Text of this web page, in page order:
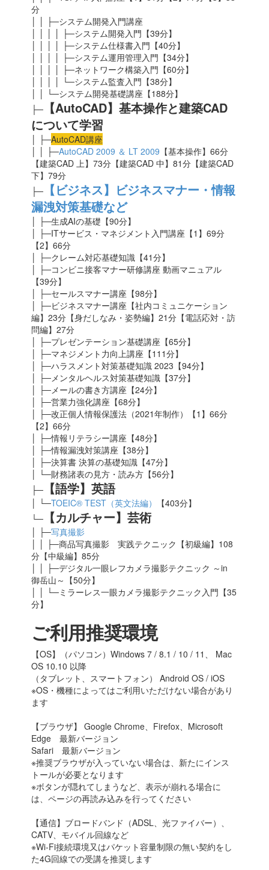
分
│ │ ├─システム開発入門講座
│ │ │ │ ├─システム開発入門【39分】
│ │ │ │ ├─システム仕様書入門【40分】
│ │ │ │ ├─システム運用管理入門【34分】
│ │ │ │ ├─ネットワーク構築入門【60分】
│ │ │ │ └─システム監査入門【38分】
│ │ └─システム開発基礎講座【188分】
├─ 【AutoCAD】基本操作と建築CAD
について学習
│ ├─AutoCAD講座
│ │ ├─AutoCAD 2009 ＆ LT 2009 【基本操作】66分
【建築CAD 上】73分【建築CAD 中】81分【建築CAD
下】79分
├─ 【ビジネス】ビジネスマナー・情報
漏洩対策基礎など
│ ├─生成AIの基礎 【90分】
│ ├─ITサービス・マネジメント入門講座【1】69分
【2】66分
│ ├─クレーム対応基礎知識【41分】
│ ├─コンビニ接客マナー研修講座 動画マニュアル
【39分】
│ ├─セールスマナー講座【98分】
│ ├─ビジネスマナー講座【社内コミュニケーション
編】23分【身だしなみ・姿勢編】21分【電話応対・訪
問編】27分
│ ├─プレゼンテーション基礎講座【65分】
│ ├─マネジメント力向上講座【111分】
│ ├─ハラスメント対策基礎知識 2023 【94分】
│ ├─メンタルヘルス対策基礎知識【37分】
│ ├─メールの書き方講座【24分】
│ ├─営業力強化講座【68分】
│ ├─改正個人情報保護法（2021年制作）【1】66分
【2】66分
│ ├─情報リテラシー講座【48分】
│ ├─情報漏洩対策講座【38分】
│ ├─決算書 決算の基礎知識【47分】
│ └─財務諸表の見方・読み方【56分】
├─ 【語学】英語
│ └─TOEIC® TEST（英文法編）
【403分】
└─ 【カルチャー】芸術
│ ├─写真撮影
│ │ ├─商品写真撮影 実践テクニック【初級編】108
分【中級編】85分
│ │ ├─デジタル一眼レフカメラ撮影テクニック ～in
御岳山～【50分】
│ │ └─ミラーレス一眼カメラ撮影テクニック入門【35
分】
ご利用推奨環境
【OS】（パソコン）Windows 7 / 8.1 / 10 / 11、 Mac
OS 10.10 以降
（タブレット、スマートフォン） Android OS / iOS
※OS・機種によってはご利用いただけない場合があり
ます
【ブラウザ】 Google Chrome、Firefox、Microsoft
Edge 最新バージョン
Safari 最新バージョン
※推奨ブラウザが入っていない場合は、新たにインス
トールが必要となります
※ボタンが隠れてしまうなど、表示が崩れる場合に
は、ページの再読み込みを行ってください
【通信】ブロードバンド（ADSL、光ファイバー）、
CATV、モバイル回線など
※Wi-Fi接続環境又はパケット容量制限の無い契約をし
た4G回線での受講を推奨します